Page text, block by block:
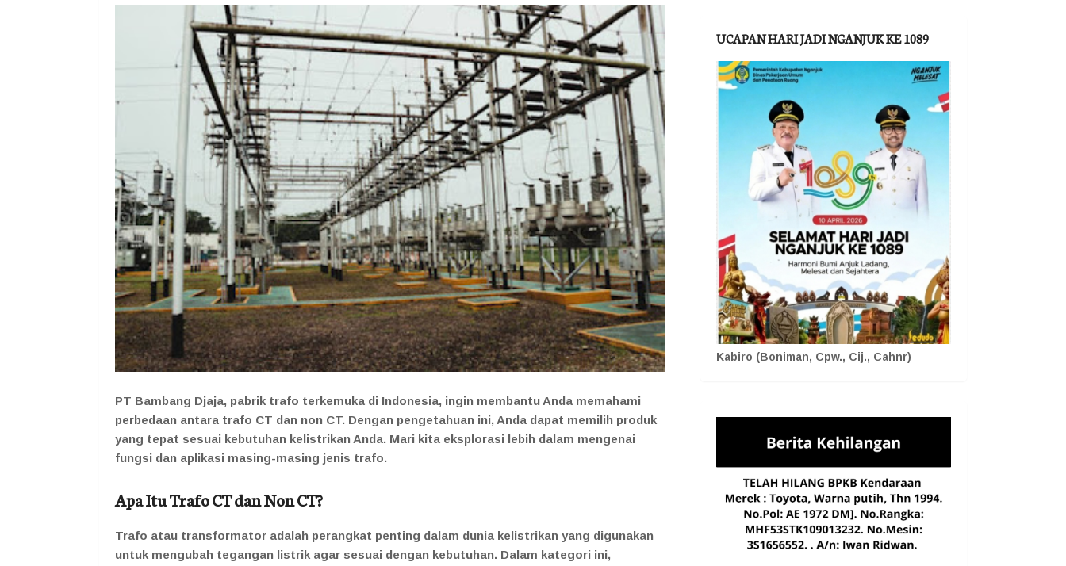
PT Bambang Djaja, pabrik trafo terkemuka di Indonesia, ingin membantu Anda memahami
perbedaan antara trafo CT dan non CT. Dengan pengetahuan ini, Anda dapat memilih produk
yang tepat sesuai kebutuhan kelistrikan Anda. Mari kita eksplorasi lebih dalam mengenai
fungsi dan aplikasi masing-masing jenis trafo.
Apa Itu Trafo CT dan Non CT?
Trafo atau transformator adalah perangkat penting dalam dunia kelistrikan yang digunakan
untuk mengubah tegangan listrik agar sesuai dengan kebutuhan. Dalam kategori ini,
UCAPAN HARI JADI NGANJUK KE 1089
Kabiro (Boniman, Cpw., Cij., Cahnr)